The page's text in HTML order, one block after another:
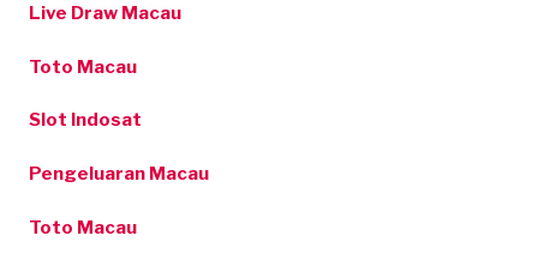
Live Draw Macau
Toto Macau
Slot Indosat
Pengeluaran Macau
Toto Macau